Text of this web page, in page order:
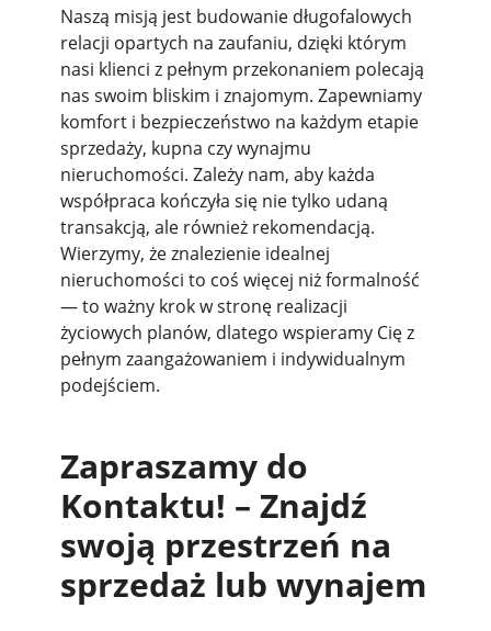
Naszą misją jest budowanie długofalowych
relacji opartych na zaufaniu, dzięki którym
nasi klienci z pełnym przekonaniem polecają
nas swoim bliskim i znajomym. Zapewniamy
komfort i bezpieczeństwo na każdym etapie
sprzedaży, kupna czy wynajmu
nieruchomości. Zależy nam, aby każda
współpraca kończyła się nie tylko udaną
transakcją, ale również rekomendacją.
Wierzymy, że znalezienie idealnej
nieruchomości to coś więcej niż formalność
— to ważny krok w stronę realizacji
życiowych planów, dlatego wspieramy Cię z
pełnym zaangażowaniem i indywidualnym
podejściem.
Zapraszamy do
Kontaktu! – Znajdź
swoją przestrzeń na
sprzedaż lub wynajem